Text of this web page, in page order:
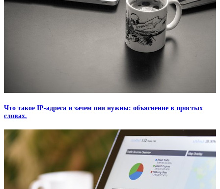
Что такое IP-адреса и зачем они нужны: объяснение в простых
словах.